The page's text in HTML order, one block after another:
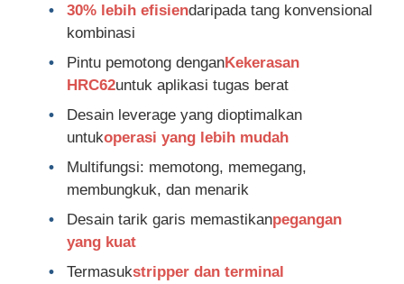
Quote request suatu
Tang Kombinasi
Tang Hidung Panjang
Pisau pemotong sisi
TANG PEMOTONG AKHIR
30% lebih efisiendaripada tang konvensional
kombinasi
Pintu pemotong denganKekerasan
HRC62untuk aplikasi tugas berat
Desain leverage yang dioptimalkan
untukoperasi yang lebih mudah
Multifungsi: memotong, memegang,
membungkuk, dan menarik
Desain tarik garis memastikanpegangan
yang kuat
Termasukstripper dan terminal